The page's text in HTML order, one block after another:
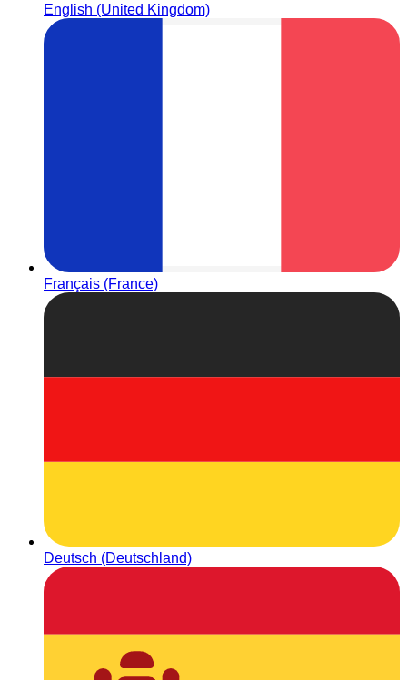
English (United Kingdom)
Français (France)
Deutsch (Deutschland)